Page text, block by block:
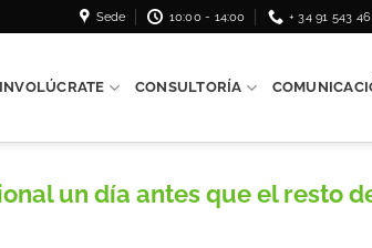
Sede 10:00 - 14:00 + 34 91 543
INVOLÚCRATE CONSULTORÍA
un día antes que el resto